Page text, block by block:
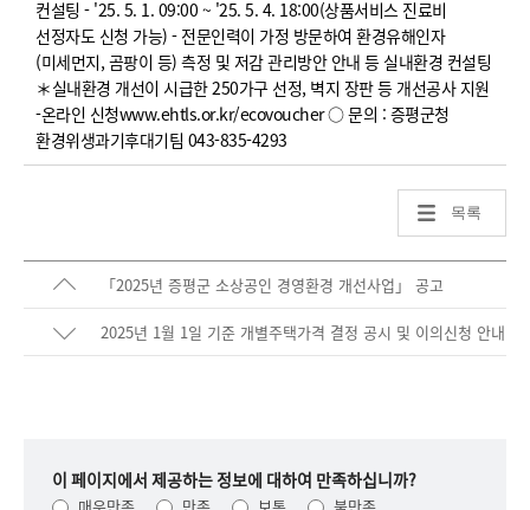
컨설팅 - '25. 5. 1. 09:00 ~ '25. 5. 4. 18:00(상품서비스 진료비
선정자도 신청 가능) - 전문인력이 가정 방문하여 환경유해인자
(미세먼지, 곰팡이 등) 측정 및 저감 관리방안 안내 등 실내환경 컨설팅
＊실내환경 개선이 시급한 250가구 선정, 벽지 장판 등 개선공사 지원
-온라인 신청www.ehtls.or.kr/ecovoucher ○ 문의 : 증평군청
환경위생과기후대기팀 043-835-4293
목록
「2025년 증평군 소상공인 경영환경 개선사업」 공고
2025년 1월 1일 기준 개별주택가격 결정 공시 및 이의신청 안내
이 페이지에서 제공하는 정보에 대하여 만족하십니까?